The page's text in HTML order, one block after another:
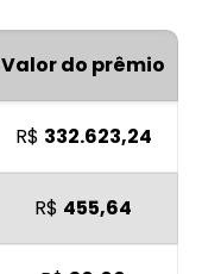
Valor do prêmio
R$ 332.623,24
R$ 455,64